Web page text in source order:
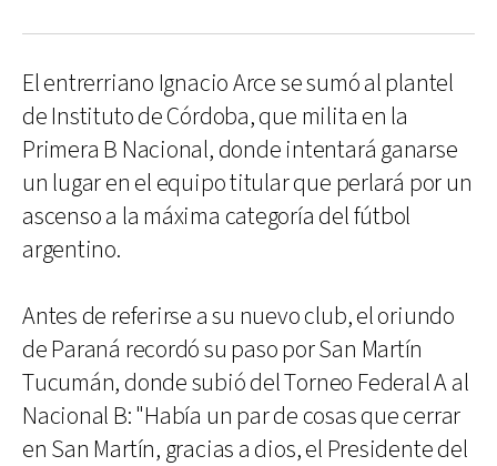
El entrerriano Ignacio Arce se sumó al plantel
de Instituto de Córdoba, que milita en la
Primera B Nacional, donde intentará ganarse
un lugar en el equipo titular que perlará por un
ascenso a la máxima categoría del fútbol
argentino.
Antes de referirse a su nuevo club, el oriundo
de Paraná recordó su paso por San Martín
Tucumán, donde subió del Torneo Federal A al
Nacional B: "Había un par de cosas que cerrar
en San Martín, gracias a dios, el Presidente del